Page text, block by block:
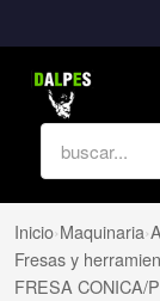
Inicio›Maquinaria›
Fresas y
FRESA CONICA/